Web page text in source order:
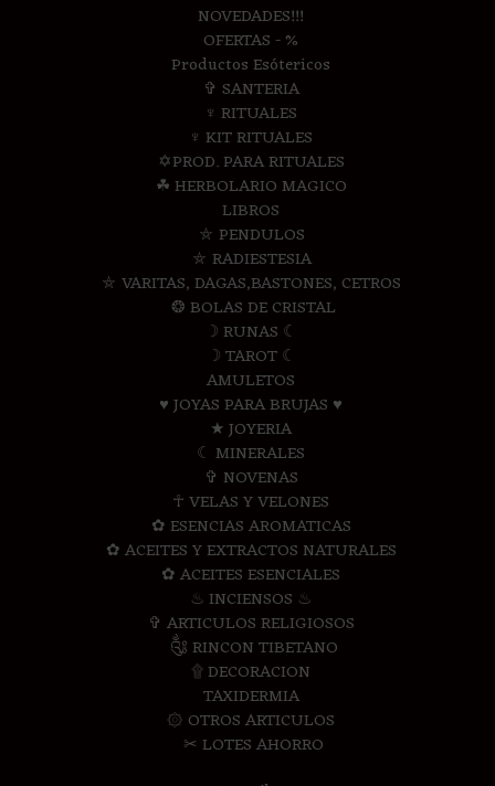
NOVEDADES!!!
OFERTAS - %
Productos Esótericos
✞ SANTERIA
♆ RITUALES
♆ KIT RITUALES
✡PROD. PARA RITUALES
☘ HERBOLARIO MAGICO
LIBROS
⛤ PENDULOS
⛤ RADIESTESIA
⛤ VARITAS, DAGAS,BASTONES, CETROS
❂ BOLAS DE CRISTAL
☽ RUNAS ☾
☽ TAROT ☾
AMULETOS
♥ JOYAS PARA BRUJAS ♥
★ JOYERIA
☾ MINERALES
✞ NOVENAS
☥ VELAS Y VELONES
✿ ESENCIAS AROMATICAS
✿ ACEITES Y EXTRACTOS NATURALES
✿ ACEITES ESENCIALES
♨ INCIENSOS ♨
✞ ARTICULOS RELIGIOSOS
༃ RINCON TIBETANO
۩ DECORACION
TAXIDERMIA
۞ OTROS ARTICULOS
✂ LOTES AHORRO